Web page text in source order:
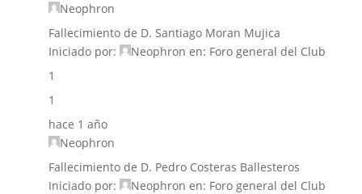
Neophron
Fallecimiento de D. Santiago Moran Mujica
Iniciado por:
Neophron en: Foro general del Club
1
1
hace 1 año
Neophron
Fallecimiento de D. Pedro Costeras Ballesteros
Iniciado por:
Neophron en: Foro general del Club